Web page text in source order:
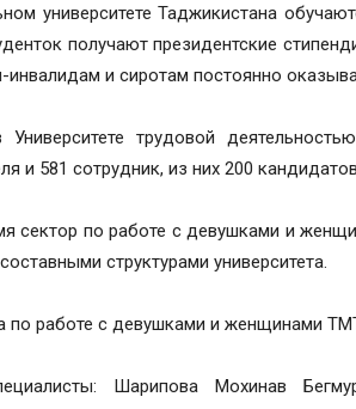
университете Таджикистана
получают президентские
инвалидам и сиротам постоянно
трудовой
и 581 сотрудник, из них 200
сектор по работе с девушками и
структурами университета.
по работе с девушками и женщинами
Шарипова Мохинав